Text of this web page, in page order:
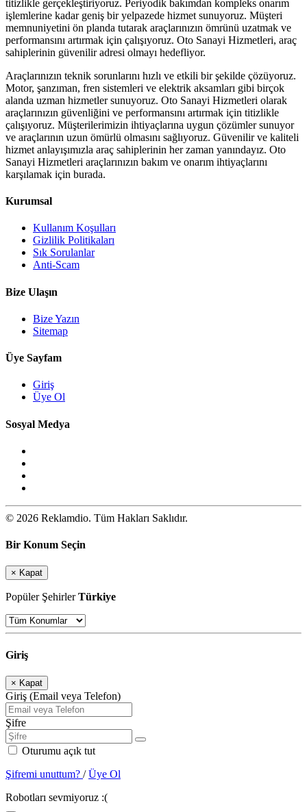
titizlikle gerçekleştiriyoruz. Periyodik bakımdan kompleks onarım
işlemlerine kadar geniş bir yelpazede hizmet sunuyoruz. Müşteri
memnuniyetini ön planda tutarak araçlarınızın ömrünü uzatmak ve
performansını artırmak için çalışıyoruz. Oto Sanayi Hizmetleri, araç
sahiplerinin güvenilir adresi olmayı hedefliyor.
Araçlarınızın teknik sorunlarını hızlı ve etkili bir şekilde çözüyoruz.
Motor, şanzıman, fren sistemleri ve elektrik aksamları gibi birçok
alanda uzman hizmetler sunuyoruz. Oto Sanayi Hizmetleri olarak
araçlarınızın güvenliğini ve performansını artırmak için titizlikle
çalışıyoruz. Müşterilerimizin ihtiyaçlarına uygun çözümler sunuyor
ve araçlarının uzun ömürlü olmasını sağlıyoruz. Güvenilir ve kaliteli
hizmet anlayışımızla araç sahiplerinin her zaman yanındayız. Oto
Sanayi Hizmetleri araçlarınızın bakım ve onarım ihtiyaçlarını
karşılamak için burada.
Kurumsal
Kullanım Koşulları
Gizlilik Politikaları
Sık Sorulanlar
Anti-Scam
Bize Ulaşın
Bize Yazın
Sitemap
Üye Sayfam
Giriş
Üye Ol
Sosyal Medya
© 2026 Reklamdio. Tüm Hakları Saklıdır.
Bir Konum Seçin
× Kapat
Popüler ŞehirlerTürkiye
Giriş
× Kapat
Giriş (Email veya Telefon)
Şifre
Oturumu açık tut
Şifremi unuttum? /Üye Ol
Robotları sevmiyoruz :(